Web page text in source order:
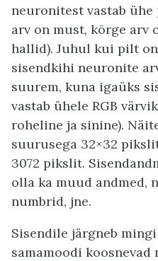
neuronitest vastab
arv on must, kõrge arv
hallid). Juhul kui pilt
sisendkihi neuronite
suurem, kuna igaüks
vastab ühele RGB
roheline ja sinine).
suurusega 32×32
3072 pikslit.
olla ka muud andmed,
numbrid, jne.
Sisendile järgneb
samamoodi